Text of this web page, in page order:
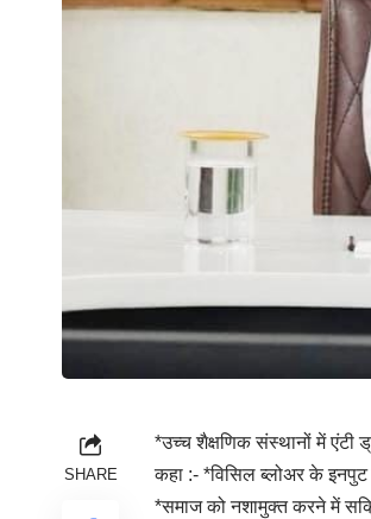
SHARE
*उच्च शैक्षणिक संस्थानों में
कहा :- *विसिल ब्लोअर के इनपुट
*समाज को नशामुक्त करने में